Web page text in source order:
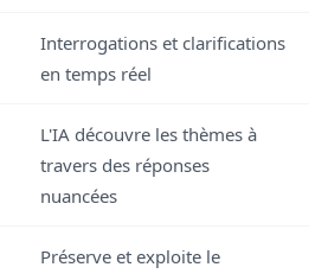
Interrogations et clarifications
en temps réel
L'IA découvre les thèmes à
travers des réponses
nuancées
Préserve et exploite le